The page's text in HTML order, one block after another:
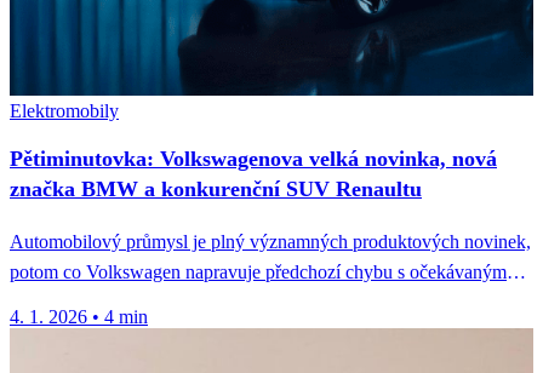
Elektromobily
Pětiminutovka: Volkswagenova velká novinka, nová
značka BMW a konkurenční SUV Renaultu
Automobilový průmysl je plný významných produktových novinek,
potom co Volkswagen napravuje předchozí chybu s očekávaným
4. 1. 2026 • 4 min